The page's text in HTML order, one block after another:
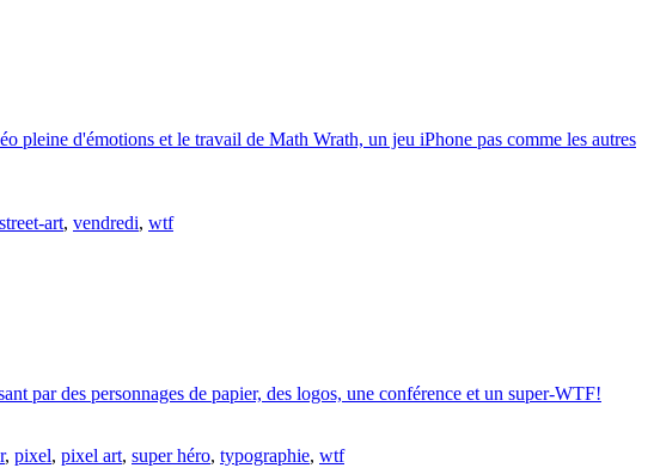
pleine d'émotions et le travail de Math Wrath, un jeu iPhone pas comme les autres
street-art, vendredi, wtf
par des personnages de papier, des logos, une conférence et un super-WTF!
, pixel, pixel art, super héro, typographie, wtf